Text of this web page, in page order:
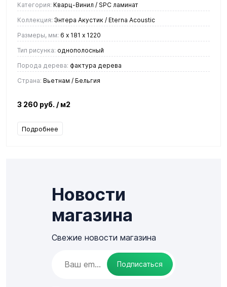
Категория: Кварц-Винил / SPC ламинат
Коллекция: Энтера Акустик / Eterna Acoustic
Размеры, мм: 6 х 181 х 1220
Тип рисунка: однополосный
Порода дерева: фактура дерева
Страна: Вьетнам / Бельгия
3 260 руб. / м2
Подробнее
Новости
магазина
Свежие новости магазина
Подписаться